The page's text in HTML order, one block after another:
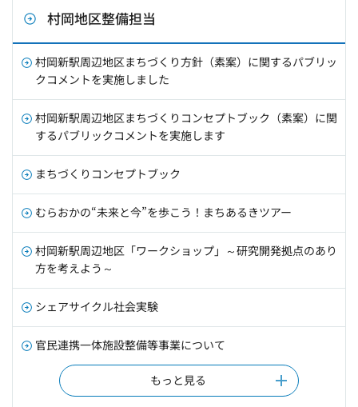
村岡地区整備担当
村岡新駅周辺地区まちづくり方針（素案）に関するパブリッ
クコメントを実施しました
村岡新駅周辺地区まちづくりコンセプトブック（素案）に関
するパブリックコメントを実施します
まちづくりコンセプトブック
むらおかの“未来と今”を歩こう！まちあるきツアー
村岡新駅周辺地区「ワークショップ」～研究開発拠点のあり
方を考えよう～
シェアサイクル社会実験
官民連携一体施設整備等事業について
もっと見る